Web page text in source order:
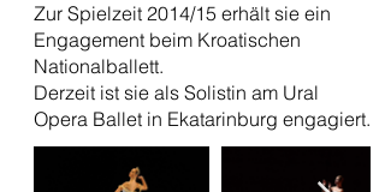
Zur Spielzeit 2014/15 erhält sie ein
Engagement beim Kroatischen
Nationalballett.
Derzeit ist sie als Solistin am Ural
Opera Ballet in Ekatarinburg engagiert.